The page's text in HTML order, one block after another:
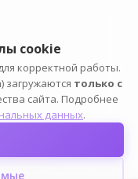
ПДн
оферта
ИНН 772391778153). Оптовый
права защищены.
cookie
корректной работы.
загружаются только с
сайта. Подробнее
данных.